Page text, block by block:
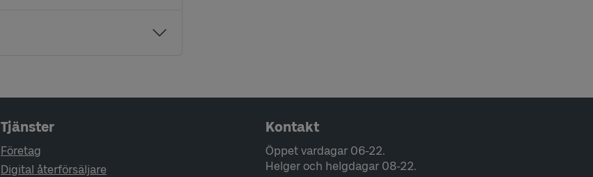
Tjänster
Företag
Digital återförsäljare
Kontakt
Öppet vardagar 06-22.
Helger och helgdagar 08-22.